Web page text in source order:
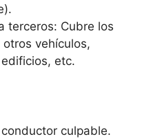
terceros: Cubre los
vehículos,
etc.
culpable.